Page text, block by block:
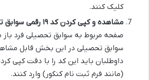
کلیک کنند.
مشاهده و کپی کردن کد ۱۹ رقمی سوابق تحصیلی:
سوابق تحصیلی در این بخش قابل
داوطلبان باید این کد را با دقت کپی
(مانند فرم ثبت نام کنکور) وارد کنند.